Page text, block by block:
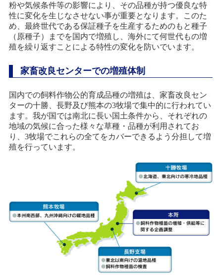
粉や気候条件等の影響により、その品種が持つ優良な特
性に変化を生じなさせない事が重要となります。このた
め、最終世代である保証種子を生産するためのもと種子
（原種子）までを国内で増殖し、海外にて何世代もの増
殖を繰り返すことによる特性の変化を防いでいます。
家畜改良センターでの増殖体制
国内での飼料作物公的育成品種の増殖は、家畜改良セン
ターの十勝、長野及び熊本の3牧場で集中的に行われてい
ます。我が国では南北に長い国土条件から、それぞれの
地域の気候に合った様々な草種・品種が利用されてお
り、3牧場でこれらの全てをカバーできるよう分担して増
殖を行っています。